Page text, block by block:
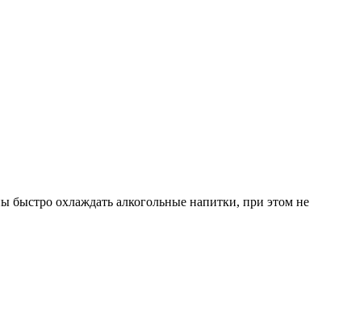
быстро охлаждать алкогольные напитки, при этом не